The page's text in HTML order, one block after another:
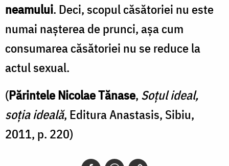
neamului. Deci, scopul căsătoriei nu este
numai naşterea de prunci, aşa cum
consumarea căsătoriei nu se reduce la
actul sexual.
(Părintele Nicolae Tănase, Soțul ideal,
soția ideală, Editura Anastasis, Sibiu,
2011, p. 220)